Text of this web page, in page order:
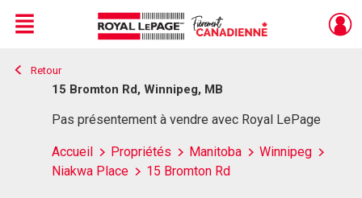
Live
En Direct
Menu
Retour
15 Bromton Rd, Winnipeg, MB
Pas présentement à vendre avec Royal LePage
Accueil Propriétés Manitoba
Winnipeg
Niakwa Place
15 Bromton Rd